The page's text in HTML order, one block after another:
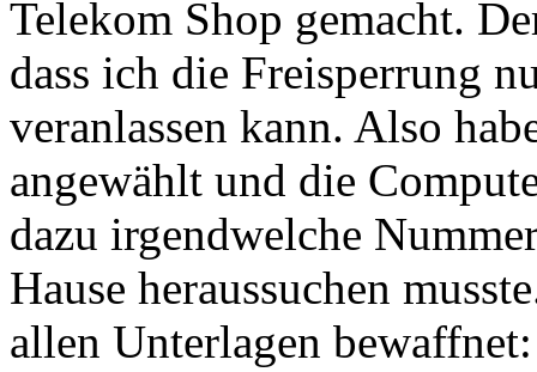
Telekom Shop gemacht.
dass ich die Freisperrung
veranlassen kann. Also
angewählt und die
dazu irgendwelche
Hause heraussuchen
allen Unterlagen